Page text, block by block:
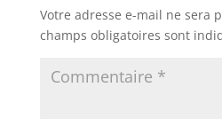
Votre adresse e-mail ne sera
champs obligatoires sont